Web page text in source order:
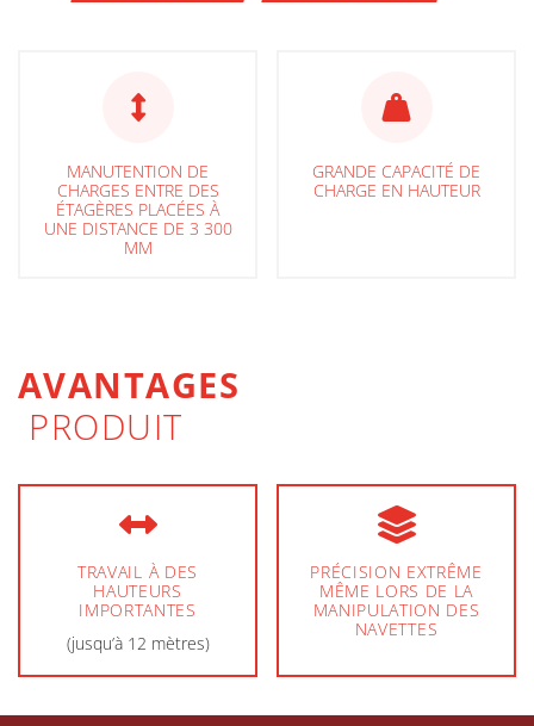
MANUTENTION DE
CHARGES ENTRE DES
ÉTAGÈRES PLACÉES À
UNE DISTANCE DE 3 300
MM
GRANDE CAPACITÉ DE
CHARGE EN HAUTEUR
AVANTAGES
PRODUIT
TRAVAIL À DES
HAUTEURS
IMPORTANTES
(jusqu’à 12 mètres)
PRÉCISION EXTRÊME
MÊME LORS DE LA
MANIPULATION DES
NAVETTES